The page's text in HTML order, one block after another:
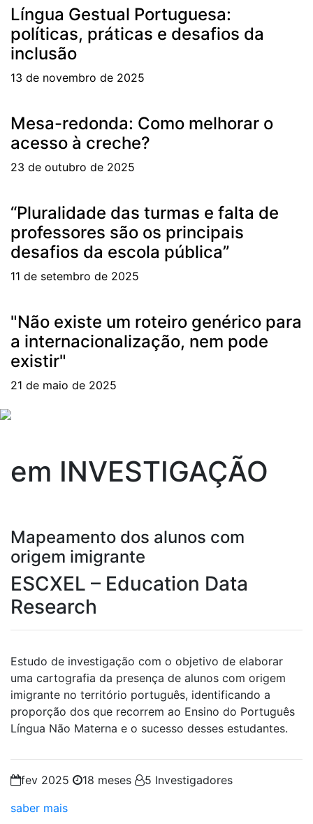
Língua Gestual Portuguesa:
políticas, práticas e desafios da
inclusão
13 de novembro de 2025
Mesa-redonda: Como melhorar o
acesso à creche?
23 de outubro de 2025
“Pluralidade das turmas e falta de
professores são os principais
desafios da escola pública”
11 de setembro de 2025
"Não existe um roteiro genérico para
a internacionalização, nem pode
existir"
21 de maio de 2025
em INVESTIGAÇÃO
Mapeamento dos alunos com
origem imigrante
ESCXEL – Education Data
Research
Estudo de investigação com o objetivo de elaborar
uma cartografia da presença de alunos com origem
imigrante no território português, identificando a
proporção dos que recorrem ao Ensino do Português
Língua Não Materna e o sucesso desses estudantes.
fev 2025 18 meses
5 Investigadores
saber mais